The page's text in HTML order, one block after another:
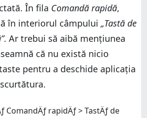
În fila Comandă rapidă,
în interiorul câmpului „Tastă de
. Ar trebui să aibă mențiunea
că nu există nicio
pentru a deschide aplicația